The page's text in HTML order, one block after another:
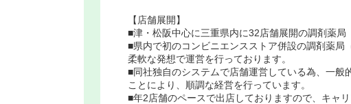
【店舗展開】
■津・松阪中心に三重県内に32店舗展開の調剤薬局
■県内で初のコンビニエンスストア併設の調剤薬
柔軟な発想で運営を行っております。
■同社独自のシステムで店舗運営している為、一
ことにより、順調な経営を行っています。
■年2店舗のペースで出店しておりますので、キャ